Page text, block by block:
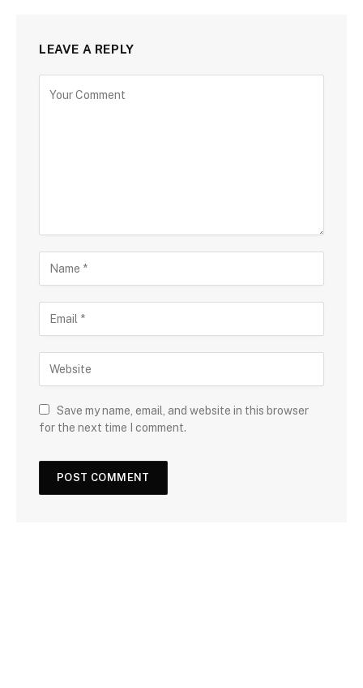
LEAVE A REPLY
Save my name, email, and website in this browser
for the next time I comment.